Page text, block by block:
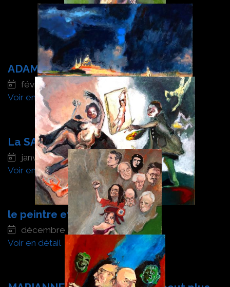
ADAM et EVE
février 2025
Voir en détail
La SALUTE et l'orage
janvier 2025
Voir en détail
le peintre et ses modèles
décembre 2024
Voir en détail